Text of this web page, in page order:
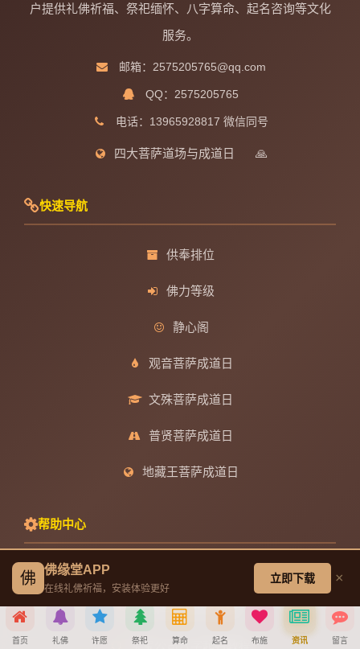
户提供礼佛祈福、祭祀缅怀、八字算命、起名咨询等文化
服务。
邮箱：2575205765@qq.com
QQ：2575205765
电话：13965928817 微信同号
四大菩萨道场与成道日 🙏
快速导航
供奉排位
佛力等级
静心阁
观音菩萨成道日
文殊菩萨成道日
普贤菩萨成道日
地藏王菩萨成道日
帮助中心
注册与找回密码教程
宝宝公司八字起名教程
佛 佛缘堂APP
在线礼佛祈福，安装体验更好
立即下载 ×
首页 礼佛 许愿 祭祀 算命 起名 布施 资讯 留言